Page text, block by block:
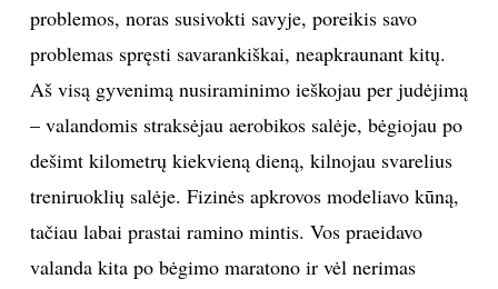
Sekite mus:
PRENUMERUOK
problemos, noras susivokti savyje, poreikis savo
problemas spręsti savarankiškai, neapkraunant kitų.
Aš visą gyvenimą nusiraminimo ieškojau per judėjimą
– valandomis straksėjau aerobikos salėje, bėgiojau po
dešimt kilometrų kiekvieną dieną, kilnojau svarelius
treniruoklių salėje. Fizinės apkrovos modeliavo kūną,
tačiau labai prastai ramino mintis. Vos praeidavo
valanda kita po bėgimo maratono ir vėl nerimas